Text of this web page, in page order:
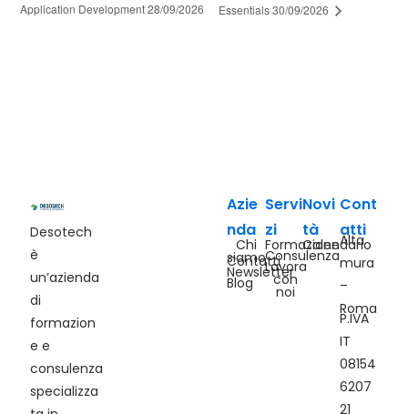
Application Development 28/09/2026
Essentials 30/09/2026
Desotech
è
un’azienda
di
formazion
e e
consulenza
specializza
Azie
nda
Chi
siamo
Contatti
Newsletter
Blog
Servi
zi
Formazione
Consulenza
Lavora
con
noi
Novi
tà
Calendario
Cont
atti
Alta
mura
–
Roma
P.IVA
IT
08154
6207
21